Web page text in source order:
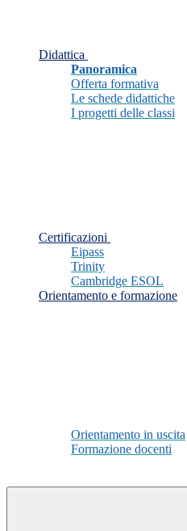
Didattica
Panoramica
Offerta formativa
Le schede didattiche
I progetti delle classi
Certificazioni
Eipass
Trinity
Cambridge ESOL
Orientamento e formazione
Orientamento in uscita
Formazione docenti